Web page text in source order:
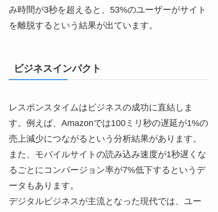
み時間が3秒を超えると、53%のユーザーがサイト
を離脱するという結果が出ています。
ビジネスインパクト
レスポンスタイムはビジネスの成功に直結しま
す。例えば、Amazonでは100ミリ秒の遅延が1%の
売上減少につながるという分析結果があります。
また、モバイルサイトの読み込み速度が1秒遅くな
るごとにコンバージョン率が7%低下するというデ
ータもあります。
デジタルビジネスが主流となった現代では、ユー